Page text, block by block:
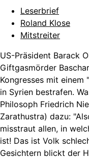
Leserbrief
Roland Klose
Mitstreiter
US-Präsident Barack
Giftgasmörder
Kongresses mit
in Syrien bestrafen.
Philosoph Friedrich
Zarathustra) dazu:
misstraut allen, in
ist! Das ist Volk
Gesichtern blickt der